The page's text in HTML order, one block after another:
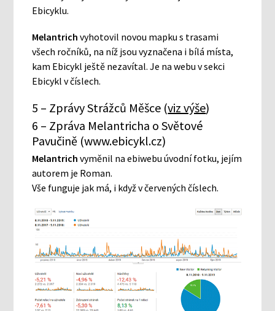
Ebicyklu.
Melantrich vyhotovil novou mapku s trasami
všech ročníků, na níž jsou vyznačena i bílá místa,
kam Ebicykl ještě nezavítal. Je na webu v sekci
Ebicykl v číslech.
5 – Zprávy Strážců Měšce (viz výše)
6 – Zpráva Melantricha o Světové
Pavučině (www.ebicykl.cz)
Melantrich vyměnil na ebiwebu úvodní fotku, jejím
autorem je Roman.
Vše funguje jak má, i když v červených číslech.